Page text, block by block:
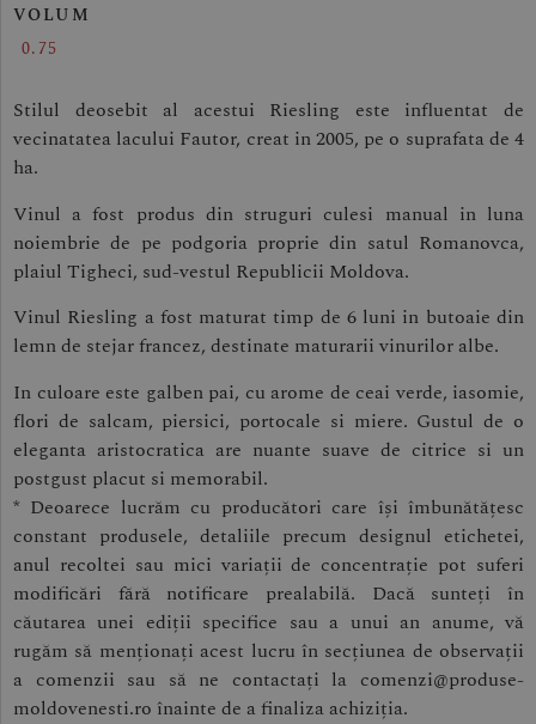
VOLUM
0.75
Stilul deosebit al acestui Riesling este influentat de
vecinatatea lacului Fautor, creat in 2005, pe o suprafata de 4
ha.
Vinul a fost produs din struguri culesi manual in luna
noiembrie de pe podgoria proprie din satul Romanovca,
plaiul Tigheci, sud-vestul Republicii Moldova.
Vinul Riesling a fost maturat timp de 6 luni in butoaie din
lemn de stejar francez, destinate maturarii vinurilor albe.
In culoare este galben pai, cu arome de ceai verde, iasomie,
flori de salcam, piersici, portocale si miere. Gustul de o
eleganta aristocratica are nuante suave de citrice si un
postgust placut si memorabil.
* Deoarece lucrăm cu producători care își îmbunătățesc
constant produsele, detaliile precum designul etichetei,
anul recoltei sau mici variații de concentrație pot suferi
modificări fără notificare prealabilă. Dacă sunteți în
căutarea unei ediții specifice sau a unui an anume, vă
rugăm să menționați acest lucru în secțiunea de observații
a comenzii sau să ne contactați la comenzi@produse-
moldovenesti.ro înainte de a finaliza achiziția.